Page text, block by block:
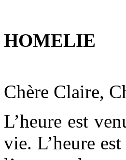
HOMELIE
Chère Claire,
L’heure est
vie. L’heure